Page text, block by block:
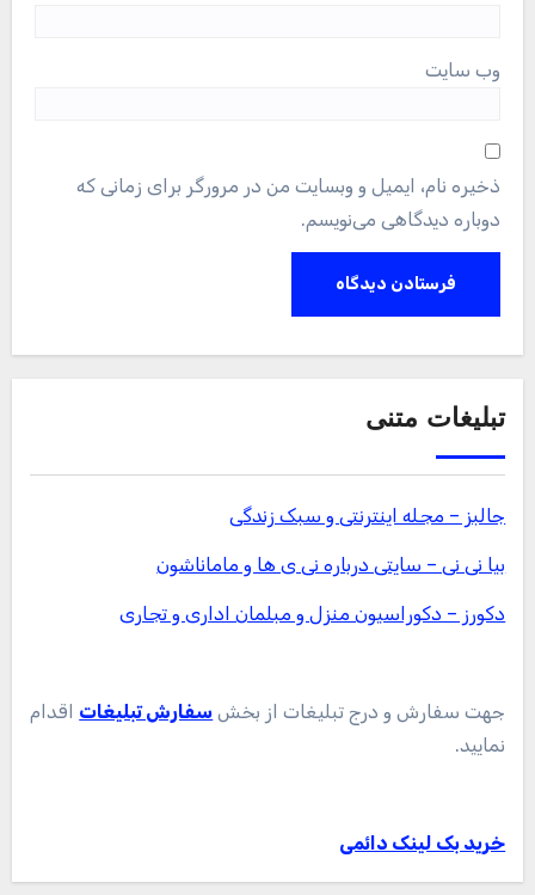
وب‌ سایت
ذخیره نام، ایمیل و وبسایت من در مرورگر برای زمانی که
دوباره دیدگاهی می‌نویسم.
تبلیغات متنی
جالبز – مجله اینترنتی و سبک زندگی
بیا نی نی – سایتی درباره نی ی ها و ماماناشون
دکورز – دکوراسیون منزل و مبلمان اداری و تجاری
جهت سفارش و درج تبلیغات از بخش سفارش تبلیغات اقدام
نمایید.
خرید بک لینک دائمی